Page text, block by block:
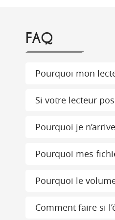
FAQ
Pourquoi mon
Si votre lecteur
Pourquoi je
Pourquoi mes
Pourquoi le
Comment faire si